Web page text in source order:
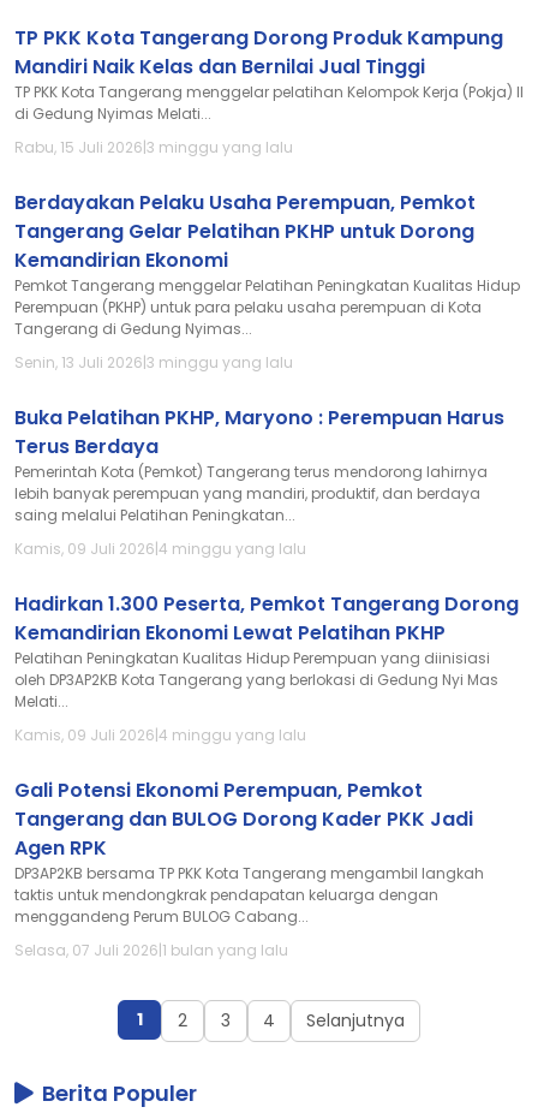
TP PKK Kota Tangerang Dorong Produk Kampung
Mandiri Naik Kelas dan Bernilai Jual Tinggi
TP PKK Kota Tangerang menggelar pelatihan Kelompok Kerja (Pokja) II
di Gedung Nyimas Melati...
Rabu, 15 Juli 2026|3 minggu yang lalu
Berdayakan Pelaku Usaha Perempuan, Pemkot
Tangerang Gelar Pelatihan PKHP untuk Dorong
Kemandirian Ekonomi
Pemkot Tangerang menggelar Pelatihan Peningkatan Kualitas Hidup
Perempuan (PKHP) untuk para pelaku usaha perempuan di Kota
Tangerang di Gedung Nyimas...
Senin, 13 Juli 2026|3 minggu yang lalu
Buka Pelatihan PKHP, Maryono : Perempuan Harus
Terus Berdaya
Pemerintah Kota (Pemkot) Tangerang terus mendorong lahirnya
lebih banyak perempuan yang mandiri, produktif, dan berdaya
saing melalui Pelatihan Peningkatan...
Kamis, 09 Juli 2026|4 minggu yang lalu
Hadirkan 1.300 Peserta, Pemkot Tangerang Dorong
Kemandirian Ekonomi Lewat Pelatihan PKHP
Pelatihan Peningkatan Kualitas Hidup Perempuan yang diinisiasi
oleh DP3AP2KB Kota Tangerang yang berlokasi di Gedung Nyi Mas
Melati...
Kamis, 09 Juli 2026|4 minggu yang lalu
Gali Potensi Ekonomi Perempuan, Pemkot
Tangerang dan BULOG Dorong Kader PKK Jadi
Agen RPK
DP3AP2KB bersama TP PKK Kota Tangerang mengambil langkah
taktis untuk mendongkrak pendapatan keluarga dengan
menggandeng Perum BULOG Cabang...
Selasa, 07 Juli 2026|1 bulan yang lalu
1 2 3 4 Selanjutnya
Berita Populer